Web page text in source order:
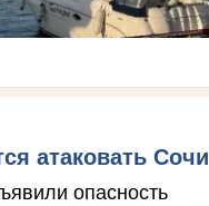
атаковать Сочи
опасность